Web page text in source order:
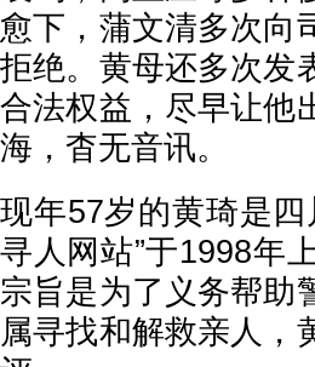
愈下，蒲文清多次向
拒绝。黄母还多次发
合法权益，尽早让他
海，杳无音讯。
现年57岁的黄琦是
寻人网站”于1998年
宗旨是为了义务帮助
属寻找和解救亲人，